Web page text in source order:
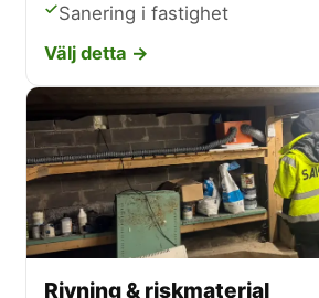
Sanering i fastighet
Välj detta →
Rivning & riskmaterial